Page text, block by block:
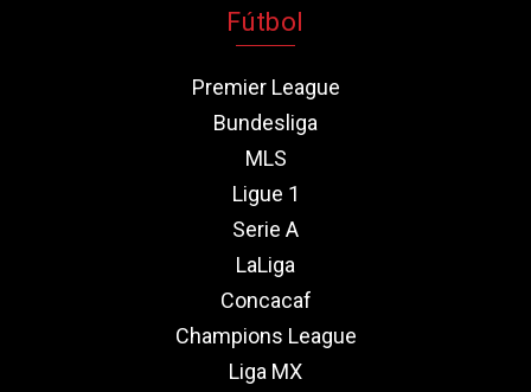
Fútbol
Premier League
Bundesliga
MLS
Ligue 1
Serie A
LaLiga
Concacaf
Champions League
Liga MX